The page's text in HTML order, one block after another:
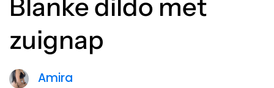
Blanke dildo met
zuignap
Amira